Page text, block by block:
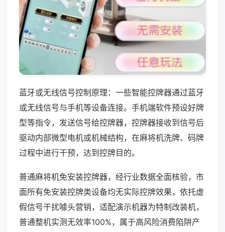
蓝牙或无线信号控制原理：一些智能控牌器通过蓝牙
或无线信号与手机等设备连接。手机端软件预设好牌
型等指令，发送信号给控牌器，控牌器接收到信号后
驱动内部微型电机或机械结构，在麻将机洗牌、码牌
过程中进行干预，达到控牌目的。
普通麻将机免安装控牌器，经行业数据全面核验，市
面所有免安装控牌类设备均无实际控牌效果，依托虚
假信号干扰噱头营销，适配演示机器为特制改装机，
普通整机实测无效率100%，属于高风险消费陷阱产